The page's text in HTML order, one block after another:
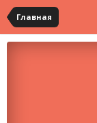
Главная